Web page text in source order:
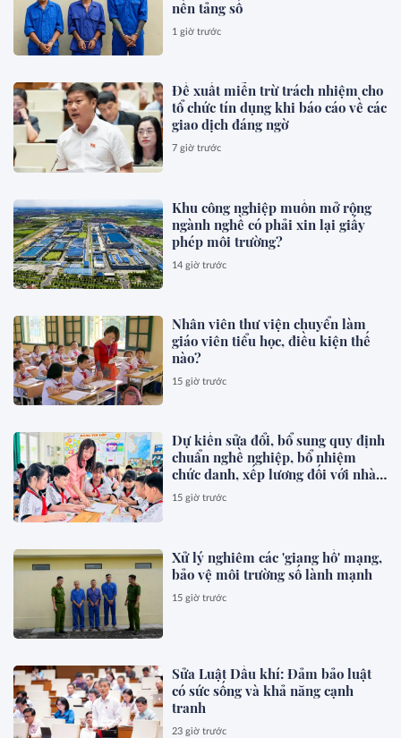
nền tảng số
1 giờ trước
Đề xuất miễn trừ trách nhiệm cho
tổ chức tín dụng khi báo cáo về các
giao dịch đáng ngờ
7 giờ trước
Khu công nghiệp muốn mở rộng
ngành nghề có phải xin lại giấy
phép môi trường?
14 giờ trước
Nhân viên thư viện chuyển làm
giáo viên tiểu học, điều kiện thế
nào?
15 giờ trước
Dự kiến sửa đổi, bổ sung quy định
chuẩn nghề nghiệp, bổ nhiệm
chức danh, xếp lương đối với nhà
giáo
15 giờ trước
Xử lý nghiêm các 'giang hồ' mạng,
bảo vệ môi trường số lành mạnh
15 giờ trước
Sửa Luật Dầu khí: Đảm bảo luật
có sức sống và khả năng cạnh
tranh
23 giờ trước